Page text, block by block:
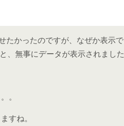
たかったのですが、なぜか表
、無事にデータが表示されました
。
すね。